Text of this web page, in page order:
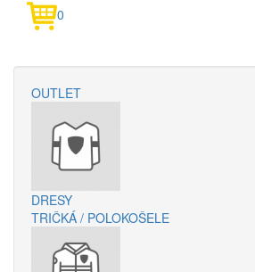
0
OUTLET
DRESY
TRIČKÁ / POLOKOŠELE